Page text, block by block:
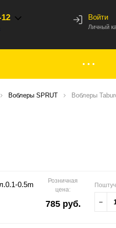
Войти
Личный
Воблеры SPRUT Воблеры
0.5m
Розничная
цена:
785 руб. −